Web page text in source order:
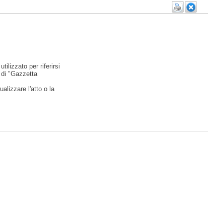
per riferirsi
"Gazzetta
l'atto o la